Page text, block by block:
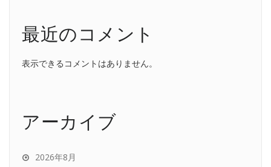
最近のコメント
表示できるコメントはありません。
アーカイブ
2026年8月